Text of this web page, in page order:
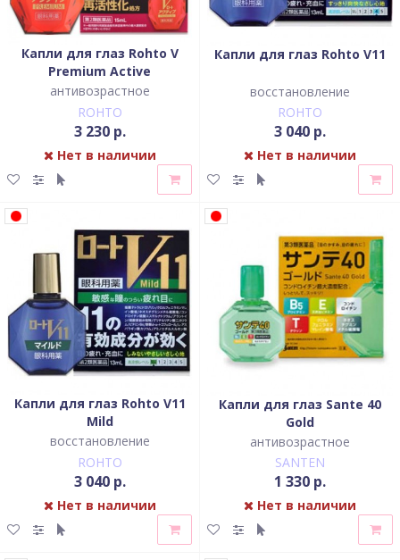
Капли для глаз Rohto V
Premium Active
антивозрастное
ROHTO
3 230 р.
Нет в наличии
Капли для глаз Rohto V11
восстановление
ROHTO
3 040 р.
Нет в наличии
Капли для глаз Rohto V11
Mild
восстановление
ROHTO
3 040 р.
Нет в наличии
Капли для глаз Sante 40
Gold
антивозрастное
SANTEN
1 330 р.
Нет в наличии